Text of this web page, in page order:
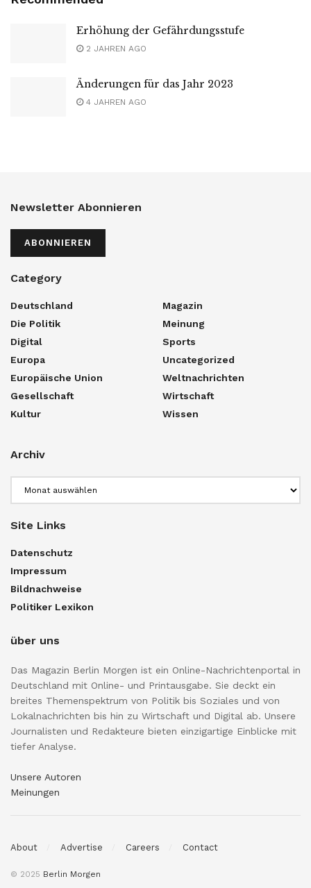
Erhöhung der Gefährdungsstufe
2 JAHREN AGO
Änderungen für das Jahr 2023
4 JAHREN AGO
Newsletter Abonnieren
ABONNIEREN
Category
Deutschland
Die Politik
Digital
Europa
Europäische Union
Gesellschaft
Kultur
Magazin
Meinung
Sports
Uncategorized
Weltnachrichten
Wirtschaft
Wissen
Archiv
Site Links
Datenschutz
Impressum
Bildnachweise
Politiker Lexikon
über uns
Das Magazin Berlin Morgen ist ein Online-Nachrichtenportal in
Deutschland mit Online- und Printausgabe. Sie deckt ein
breites Themenspektrum von Politik bis Soziales und von
Lokalnachrichten bis hin zu Wirtschaft und Digital ab. Unsere
Journalisten und Redakteure bieten einzigartige Einblicke mit
tiefer Analyse.
Unsere Autoren
Meinungen
About Advertise Careers Contact
© 2025 Berlin Morgen